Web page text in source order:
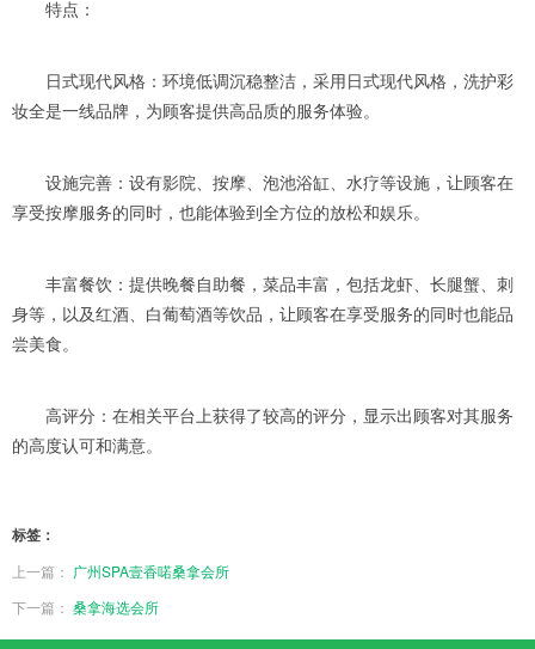
特点：
日式现代风格：环境低调沉稳整洁，采用日式现代风格，洗护彩
妆全是一线品牌，为顾客提供高品质的服务体验。
设施完善：设有影院、按摩、泡池浴缸、水疗等设施，让顾客在
享受按摩服务的同时，也能体验到全方位的放松和娱乐。
丰富餐饮：提供晚餐自助餐，菜品丰富，包括龙虾、长腿蟹、刺
身等，以及红酒、白葡萄酒等饮品，让顾客在享受服务的同时也能品
尝美食。
高评分：在相关平台上获得了较高的评分，显示出顾客对其服务
的高度认可和满意。
标签：
上一篇： 广州SPA壹香喏桑拿会所
下一篇： 桑拿海选会所